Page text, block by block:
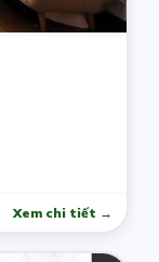
Xem chi tiết →